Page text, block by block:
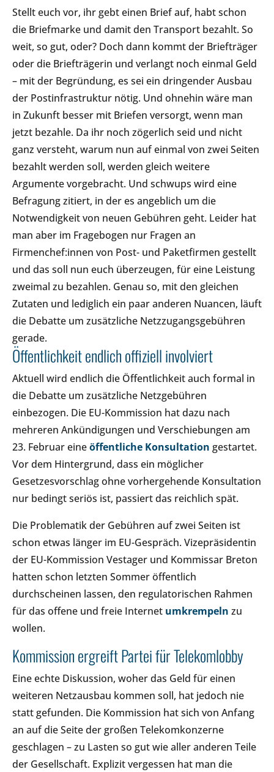
Stellt euch vor, ihr gebt einen Brief auf, habt schon
die Briefmarke und damit den Transport bezahlt. So
weit, so gut, oder? Doch dann kommt der Briefträger
oder die Briefträgerin und verlangt noch einmal Geld
– mit der Begründung, es sei ein dringender Ausbau
der Postinfrastruktur nötig. Und ohnehin wäre man
in Zukunft besser mit Briefen versorgt, wenn man
jetzt bezahle. Da ihr noch zögerlich seid und nicht
ganz versteht, warum nun auf einmal von zwei Seiten
bezahlt werden soll, werden gleich weitere
Argumente vorgebracht. Und schwups wird eine
Befragung zitiert, in der es angeblich um die
Notwendigkeit von neuen Gebühren geht. Leider hat
man aber im Fragebogen nur Fragen an
Firmenchef:innen von Post- und Paketfirmen gestellt
und das soll nun euch überzeugen, für eine Leistung
zweimal zu bezahlen. Genau so, mit den gleichen
Zutaten und lediglich ein paar anderen Nuancen, läuft
die Debatte um zusätzliche Netzzugangsgebühren
gerade.
Öffentlichkeit endlich offiziell involviert
Aktuell wird endlich die Öffentlichkeit auch formal in
die Debatte um zusätzliche Netzgebühren
einbezogen. Die EU-Kommission hat dazu nach
mehreren Ankündigungen und Verschiebungen am
23. Februar eineöffentliche Konsultation gestartet.
Vor dem Hintergrund, dass ein möglicher
Gesetzesvorschlag ohne vorhergehende Konsultation
nur bedingt seriös ist, passiert das reichlich spät.
Die Problematik der Gebühren auf zwei Seiten ist
schon etwas länger im EU-Gespräch. Vizepräsidentin
der EU-Kommission Vestager und Kommissar Breton
hatten schon letzten Sommer öffentlich
durchscheinen lassen, den regulatorischen Rahmen
für das offene und freie Internet umkrempeln zu
wollen.
Kommission ergreift Partei für Telekomlobby
Eine echte Diskussion, woher das Geld für einen
weiteren Netzausbau kommen soll, hat jedoch nie
statt gefunden. Die Kommission hat sich von Anfang
an auf die Seite der großen Telekomkonzerne
geschlagen – zu Lasten so gut wie aller anderen Teile
der Gesellschaft. Explizit vergessen hat man die